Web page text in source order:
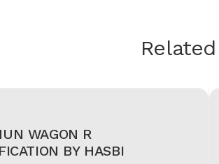
WAGON R
BY HASBI